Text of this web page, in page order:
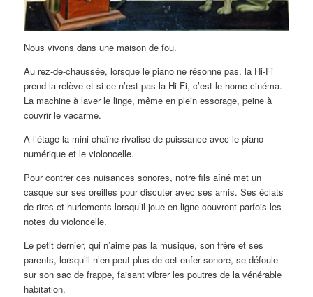
Nous vivons dans une maison de fou.
Au rez-de-chaussée, lorsque le piano ne résonne pas, la Hi-Fi
prend la relève et si ce n’est pas la Hi-Fi, c’est le home cinéma.
La machine à laver le linge, même en plein essorage, peine à
couvrir le vacarme.
A l’étage la mini chaîne rivalise de puissance avec le piano
numérique et le violoncelle.
Pour contrer ces nuisances sonores, notre fils aîné met un
casque sur ses oreilles pour discuter avec ses amis. Ses éclats
de rires et hurlements lorsqu’il joue en ligne couvrent parfois les
notes du violoncelle.
Le petit dernier, qui n’aime pas la musique, son frère et ses
parents, lorsqu’il n’en peut plus de cet enfer sonore, se défoule
sur son sac de frappe, faisant vibrer les poutres de la vénérable
habitation.